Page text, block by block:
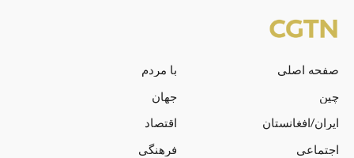
صفحه اصلی
با مردم
چین
جهان
ایران/افغانستان
اقتصاد
اجتماعی
فرهنگی